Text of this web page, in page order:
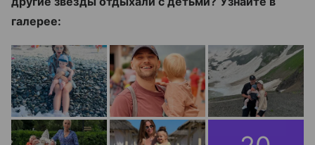
галерее: